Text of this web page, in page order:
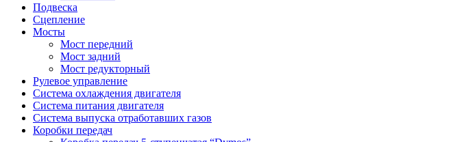
Подвеска
Сцепление
Мосты
Мост передний
Мост задний
Мост редукторный
Рулевое управление
Система охлаждения двигателя
Система питания двигателя
Система выпуска отработавших газов
Коробки передач